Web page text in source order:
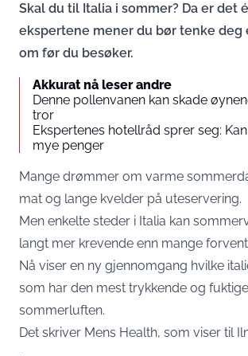
Skal du til Italia i sommer? Da er det
ekspertene mener du bør tenke deg
om før du besøker.
Akkurat nå leser andre
Denne pollenvanen kan skade
tror
Ekspertenes hotellråd sprer seg:
mye penger
Mange drømmer om varme
mat og lange kvelder på uteservering.
Men enkelte steder i Italia kan
langt mer krevende enn mange
Nå viser en ny gjennomgang hvilke
som har den mest trykkende og fuktige
sommerluften.
Det skriver Mens Health, som viser til